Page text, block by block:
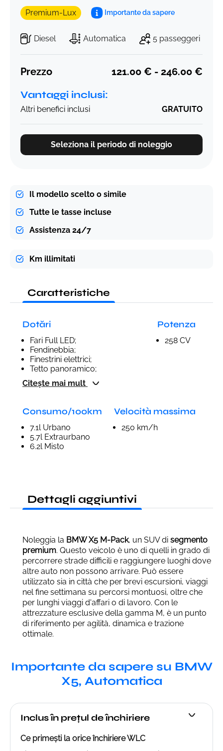
Premium-Lux Importante da sapere
Diesel Automatica 5 passeggeri
Prezzo 121.00 € - 246.00 €
Vantaggi inclusi:
Altri benefici inclusi GRATUITO
Seleziona il periodo di noleggio
Il modello scelto o simile
Tutte le tasse incluse
Assistenza 24/7
Km illimitati
Caratteristiche
Dotări
Fari Full LED;
Fendinebbia;
Finestrini elettrici;
Tetto panoramico;
Citește mai mult
Potenza
258 CV
Consumo/100km
7.1l Urbano
5.7l Extraurbano
6.2l Misto
Velocità massima
250 km/h
Dettagli aggiuntivi
Noleggia la BMW X5 M-Pack, un SUV di segmento
premium. Questo veicolo è uno di quelli in grado di
percorrere strade difficili e raggiungere luoghi dove
altre auto non possono arrivare. Può essere
utilizzato sia in città che per brevi escursioni, viaggi
nel fine settimana su percorsi montuosi, oltre che
per lunghi viaggi d'affari o di lavoro. Con le
attrezzature esclusive della gamma M, è un punto
di riferimento per agilità, dinamica e trazione
ottimale.
Importante da sapere su BMW
X5, Automatica
Inclus în prețul de închiriere
Ce primești la orice închiriere WLC